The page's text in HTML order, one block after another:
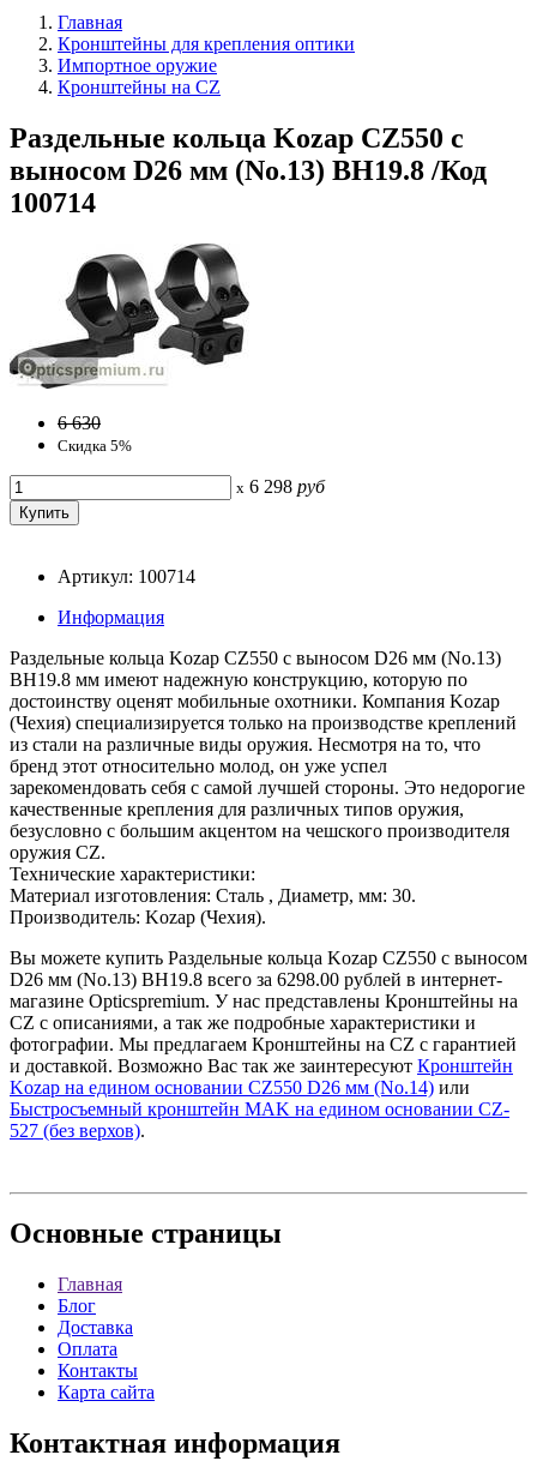
Главная
Кронштейны для крепления оптики
Импортное оружие
Кронштейны на CZ
Раздельные кольца Kozap CZ550 с
выносом D26 мм (No.13) BH19.8 /Код
100714
6 630
Скидка 5%
x 6 298 руб
Артикул: 100714
Информация
Раздельные кольца Kozap CZ550 с выносом D26 мм (No.13)
BH19.8 мм имеют надежную конструкцию, которую по
достоинству оценят мобильные охотники. Компания Kozap
(Чехия) специализируется только на производстве креплений
из стали на различные виды оружия. Несмотря на то, что
бренд этот относительно молод, он уже успел
зарекомендовать себя с самой лучшей стороны. Это недорогие
качественные крепления для различных типов оружия,
безусловно с большим акцентом на чешского производителя
оружия CZ.
Технические характеристики:
Материал изготовления: Сталь , Диаметр, мм: 30.
Производитель: Kozap (Чехия).
Вы можете купить Раздельные кольца Kozap CZ550 с выносом
D26 мм (No.13) BH19.8 всего за 6298.00 рублей в интернет-
магазине Opticspremium. У нас представлены Кронштейны на
CZ с описаниями, а так же подробные характеристики и
фотографии. Мы предлагаем Кронштейны на CZ с гарантией
и доставкой. Возможно Вас так же заинтересуют Кронштейн
Kozap на едином основании CZ550 D26 мм (No.14) или
Быстросъемный кронштейн MAK на едином основании CZ-
527 (без верхов).
Основные страницы
Главная
Блог
Доставка
Оплата
Контакты
Карта сайта
Контактная информация